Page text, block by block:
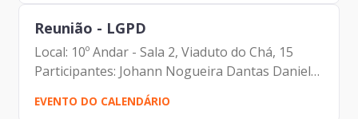
Reunião - LGPD
Local: 10º Andar - Sala 2, Viaduto do Chá, 15
Participantes: Johann Nogueira Dantas Daniel
Falcão Thalita Abdala Aris Kelvin Peroli dos Reis
José Maurício Linhares Barreto Neto Ricardo
EVENTO DO CALENDÁRIO